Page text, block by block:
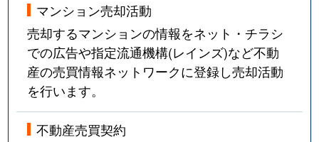
マンション売却活動
売却するマンションの情報をネット・チラシ
での広告や指定流通機構(レインズ)など不動
産の売買情報ネットワークに登録し売却活動
を行います。
不動産売買契約